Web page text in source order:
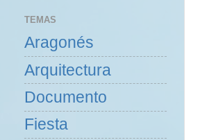
TEMAS
Aragonés
Arquitectura
Documento
Fiesta